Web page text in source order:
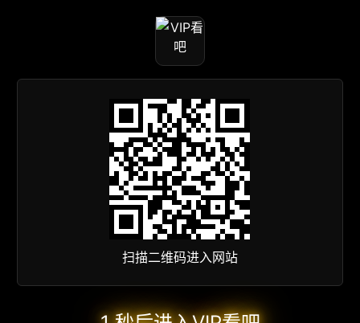
扫描二维码进入网站